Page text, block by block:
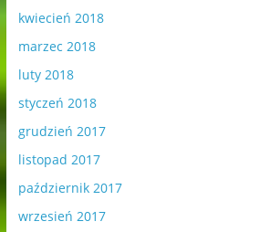
kwiecień 2018
marzec 2018
luty 2018
styczeń 2018
grudzień 2017
listopad 2017
październik 2017
wrzesień 2017